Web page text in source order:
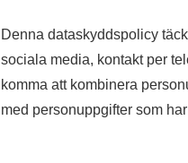
Denna dataskyddspolicy
sociala media, kontakt per
komma att kombinera
med personuppgifter som